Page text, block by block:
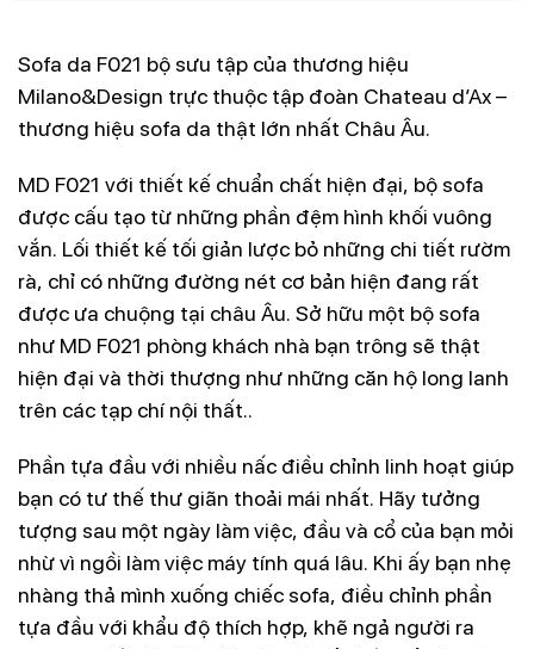
Sofa da F021 bộ sưu tập của thương hiệu
Milano&Design trực thuộc tập đoàn Chateau d’Ax –
thương hiệu sofa da thật lớn nhất Châu Âu.
MD F021 với thiết kế chuẩn chất hiện đại, bộ sofa
được cấu tạo từ những phần đệm hình khối vuông
vắn. Lối thiết kế tối giản lược bỏ những chi tiết rườm
rà, chỉ có những đường nét cơ bản hiện đang rất
được ưa chuộng tại châu Âu. Sở hữu một bộ sofa
như MD F021 phòng khách nhà bạn trông sẽ thật
hiện đại và thời thượng như những căn hộ long lanh
trên các tạp chí nội thất..
Phần tựa đầu với nhiều nấc điều chỉnh linh hoạt giúp
bạn có tư thế thư giãn thoải mái nhất. Hãy tưởng
tượng sau một ngày làm việc, đầu và cổ của bạn mỏi
nhừ vì ngồi làm việc máy tính quá lâu. Khi ấy bạn nhẹ
nhàng thả mình xuống chiếc sofa, điều chỉnh phần
tựa đầu với khẩu độ thích hợp, khẽ ngả người ra